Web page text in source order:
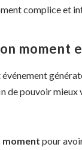
complice et
de pouvoir mieux
moment pour